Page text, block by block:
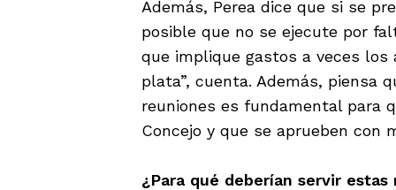
Además, Perea dice que si se
posible que no se ejecute por
que implique gastos a veces los
plata”, cuenta. Además, piensa
reuniones es fundamental para
Concejo y que se aprueben con
¿Para qué deberían servir estas